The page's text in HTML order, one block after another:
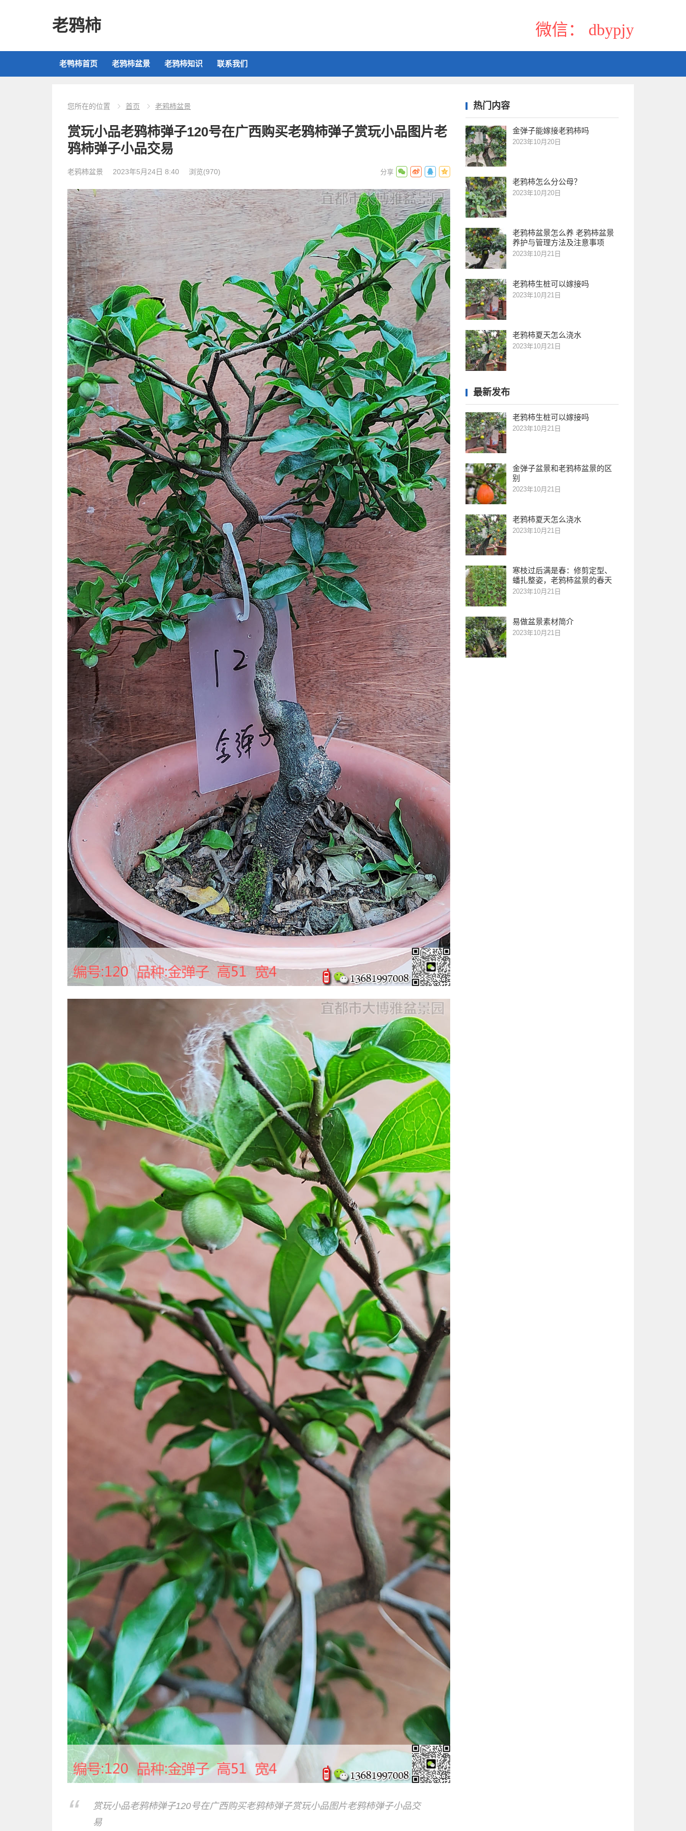
老鸦柿 微信： dbypjy
老鸭柿首页 老鸦柿盆景 老鸦柿知识 联系我们
您所在的位置 首页 老鸦柿盆景
赏玩小品老鸦柿弹子120号在广西购买老鸦柿弹子赏玩小品图片老
鸦柿弹子小品交易
老鸦柿盆景 2023年5月24日 8:40 浏览(970)
赏玩小品老鸦柿弹子120号在广西购买老鸦柿弹子赏玩小品图片老鸦柿弹子小品交
易
热门内容
金弹子能嫁接老鸦柿吗
2023年10月20日
老鸦柿怎么分公母？
2023年10月20日
老鸦柿盆景怎么养 老鸦柿盆景
养护与管理方法及注意事项
2023年10月21日
老鸦柿生桩可以嫁接吗
2023年10月21日
老鸦柿夏天怎么浇水
2023年10月21日
最新发布
老鸦柿生桩可以嫁接吗
2023年10月21日
金弹子盆景和老鸦柿盆景的区
别
2023年10月21日
老鸦柿夏天怎么浇水
2023年10月21日
寒枝过后满是春：修剪定型、
蟠扎整姿，老鸦柿盆景的春天
2023年10月21日
易做盆景素材简介
2023年10月21日